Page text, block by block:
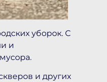
уборок. С
и
и других